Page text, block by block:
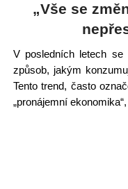
„Vše se
V posledních letech
způsob, jakým
Tento trend, často
„pronájemní